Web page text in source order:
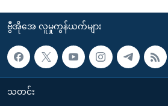
ဗွီအိုအေ လူမှုကွန်ယက်များ
သတင်း